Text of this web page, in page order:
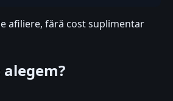
afiliere, fără cost suplimentar